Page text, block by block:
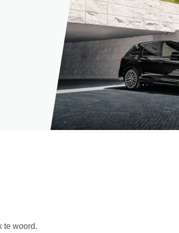
te woord.